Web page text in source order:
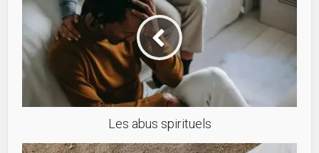
Les abus spirituels